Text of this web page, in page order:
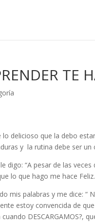
TE
lo delicioso que la debo
y la rutina debe ser un
digo: “A pesar de las
lo que hago me hace Feliz.
mis palabras y me dice: “
estoy convencida de
DESCARGAMOS?,